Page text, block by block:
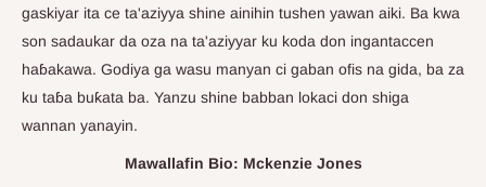
gaskiyar ita ce ta'aziyya shine ainihin tushen yawan aiki. Ba kwa
son sadaukar da oza na ta'aziyyar ku koda don ingantaccen
haɓakawa. Godiya ga wasu manyan ci gaban ofis na gida, ba za
ku taɓa buƙata ba. Yanzu shine babban lokaci don shiga
wannan yanayin.
Mawallafin Bio: Mckenzie Jones